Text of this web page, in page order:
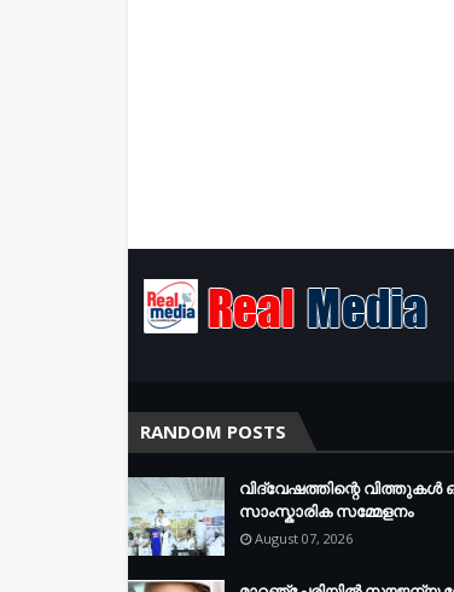
RANDOM POSTS
വിദ്വേഷത്തിന്റെ വിത്തുകൾ
സാംസ്കാരിക സമ്മേളനം
August 07, 2026